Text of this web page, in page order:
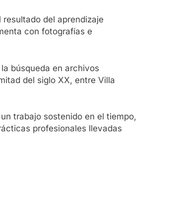
del aprendizaje
con fotografías e
búsqueda en archivos
del siglo XX, entre Villa
trabajo sostenido en el tiempo,
profesionales llevadas